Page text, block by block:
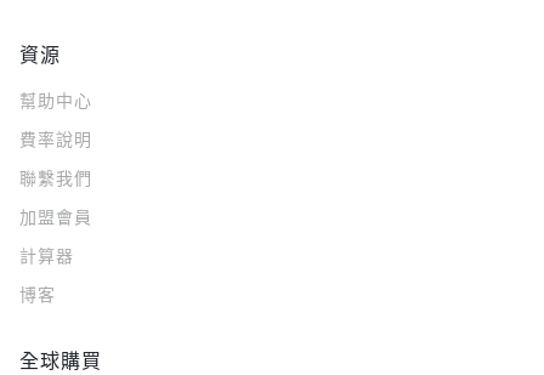
資源
幫助中心
費率說明
聯繫我們
加盟會員
計算器
博客
全球購買